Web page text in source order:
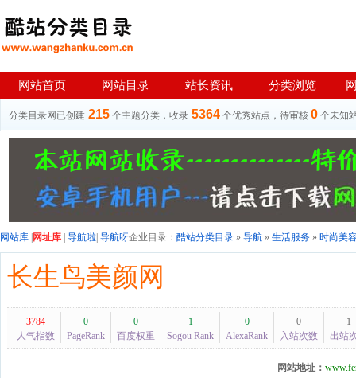
网站首页 网站目录 站长资讯 分类浏览
分类目录网已创建 215 个主题分类，收录 5364 个优秀站点，待审核 0 个未知
网站库 网址库 导航啦 导航呀企业目录： 酷站分类目录 » 导航 » 生活服务 » 时尚美
长生鸟美颜网
3784
人气指数
0
PageRank
0
百度权重
1
Sogou Rank
0
AlexaRank
0
入站次数
1
出站
网站地址：